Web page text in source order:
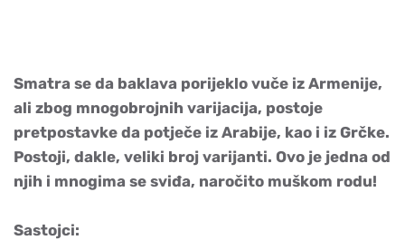
Smatra se da baklava porijeklo vuče iz Armenije,
ali zbog mnogobrojnih varijacija, postoje
pretpostavke da potječe iz Arabije, kao i iz Grčke.
Postoji, dakle, veliki broj varijanti. Ovo je jedna od
njih i mnogima se sviđa, naročito muškom rodu!
Sastojci: